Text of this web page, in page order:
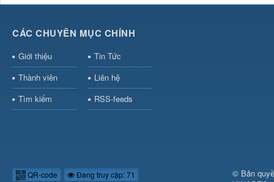
CÁC CHUYÊN MỤC CHÍNH
Giới thiệu
Tin Tức
Thành viên
Liên hệ
Tìm kiếm
RSS-feeds
QR-code Đang truy cập: 71
© Bản